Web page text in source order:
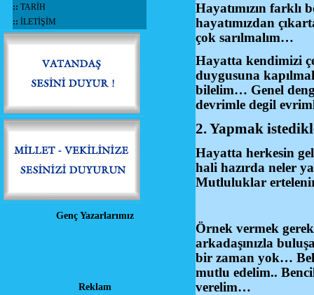
:: TARİH
:: İLETİŞİM
Genç Yazarlarımız
Reklam
Hayatımızın farklı
hayatımızdan
çok sarılmalım…
Hayatta kendimizi
duygusuna
bilelim… Genel
devrimle degil
2. Yapmak
Hayatta herkesin
hali hazırda neler
Mutluluklar
Örnek vermek
arkadaşınızla
bir zaman yok…
mutlu edelim..
verelim…